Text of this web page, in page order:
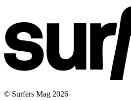
© Surfers Mag 2026